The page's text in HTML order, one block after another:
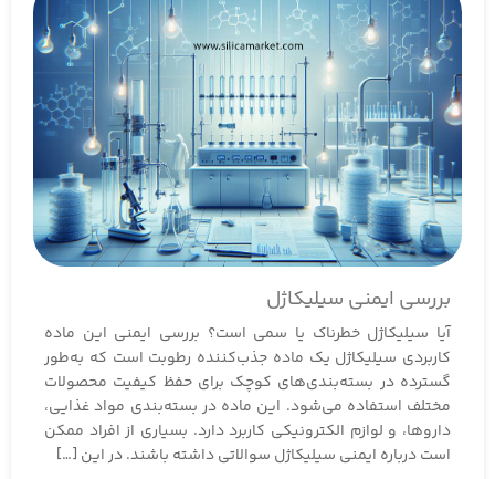
بررسی ایمنی سیلیکاژل
آیا سیلیکاژل خطرناک یا سمی است؟ بررسی ایمنی این ماده
کاربردی سیلیکاژل یک ماده جذب‌کننده رطوبت است که به‌طور
گسترده در بسته‌بندی‌های کوچک برای حفظ کیفیت محصولات
مختلف استفاده می‌شود. این ماده در بسته‌بندی مواد غذایی،
داروها، و لوازم الکترونیکی کاربرد دارد. بسیاری از افراد ممکن
است درباره ایمنی سیلیکاژل سوالاتی داشته باشند. در این […]